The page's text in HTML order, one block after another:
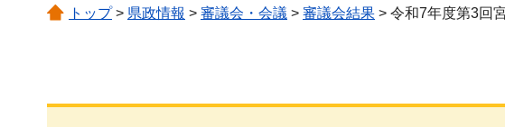
トップ> 県政情報 > 審議会・会議 > 審議会結果 > 令和7年度第3回